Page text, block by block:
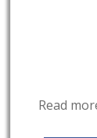
Read